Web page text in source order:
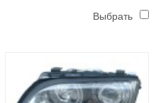
Выбрать